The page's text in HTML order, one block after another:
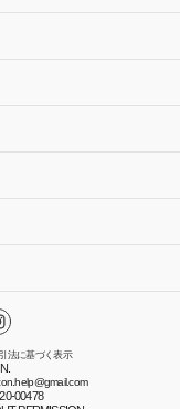
法に基づく表示
00478